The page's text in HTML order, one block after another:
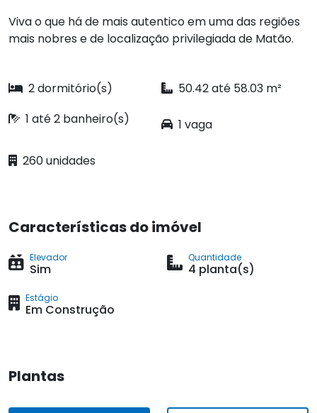
Viva o que há de mais autentico em uma das regiões
mais nobres e de localização privilegiada de Matão.
2 dormitório(s)
50.42 até 58.03 m²
1 até 2 banheiro(s)
1 vaga
260 unidades
Características do imóvel
Elevador
Sim
Quantidade
4 planta(s)
Estágio
Em Construção
Plantas